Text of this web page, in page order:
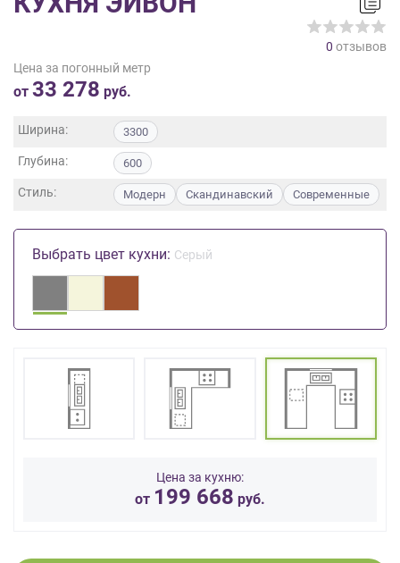
0 отзывов
Цена за погонный метр
от 33 278 руб.
Ширина: 3300
Глубина: 600
Стиль: Модерн Скандинавский Современные
Выбрать цвет кухни: Серый
Цена за кухню:
от 199 668 руб.
данных ,
Согласие
обработку
данных
порядке
условиях
персональных